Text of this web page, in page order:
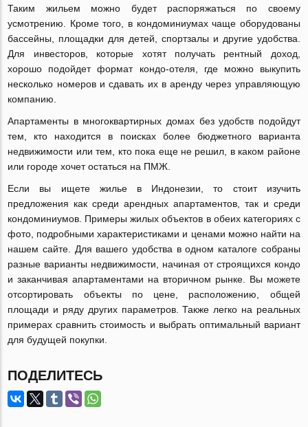
Таким жильем можно будет распоряжаться по своему
усмотрению. Кроме того, в кондоминиумах чаще оборудованы
бассейны, площадки для детей, спортзалы и другие удобства.
Для инвесторов, которые хотят получать рентный доход,
хорошо подойдет формат кондо-отеля, где можно выкупить
несколько номеров и сдавать их в аренду через управляющую
компанию.
Апартаменты в многоквартирных домах без удобств подойдут
тем, кто находится в поисках более бюджетного варианта
недвижимости или тем, кто пока еще не решил, в каком районе
или городе хочет остаться на ПМЖ.
Если вы ищете жилье в Индонезии, то стоит изучить
предложения как среди арендных апартаментов, так и среди
кондоминиумов. Примеры жилых объектов в обеих категориях с
фото, подробными характеристиками и ценами можно найти на
нашем сайте. Для вашего удобства в одном каталоге собраны
разные варианты недвижимости, начиная от строящихся кондо
и заканчивая апартаментами на вторичном рынке. Вы можете
отсортировать объекты по цене, расположению, общей
площади и ряду других параметров. Также легко на реальных
примерах сравнить стоимость и выбрать оптимальный вариант
для будущей покупки.
ПОДЕЛИТЕСЬ